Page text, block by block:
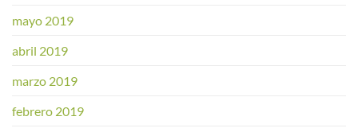
mayo 2019
abril 2019
marzo 2019
febrero 2019